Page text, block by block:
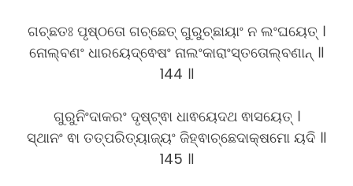
ଗଚ୍ଛତଃ ପୃଷ୍ଠତୋ ଗଚ୍ଛେତ୍ ଗୁରୁଚ୍ଛାୟାଂ ନ ଲଂଘୟେତ୍ ।
ନୋଲ୍ବଣଂ ଧାରୟେଦ୍ଵେଷଂ ନାଲଂକାରାଂସ୍ତତୋଲ୍ବଣାନ୍ ॥
144 ॥
ଗୁରୁନିଂଦାକରଂ ଦୃଷ୍ଟ୍ଵା ଧାଵୟେଦଥ ଵାସୟେତ୍ ।
ସ୍ଥାନଂ ଵା ତତ୍ପରିତ୍ୟାଜ୍ୟଂ ଜିହ୍ଵାଚ୍ଛେଦାକ୍ଷମୋ ୟଦି ॥
145 ॥